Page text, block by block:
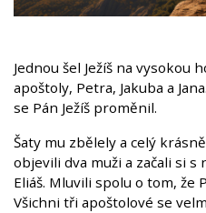
Jednou šel Ježíš na vysokou
apoštoly, Petra, Jakuba a
se Pán Ježíš proměnil.
Šaty mu zbělely a celý
objevili dva muži a začali si s
Eliáš. Mluvili spolu o tom, že
Všichni tři apoštolové se